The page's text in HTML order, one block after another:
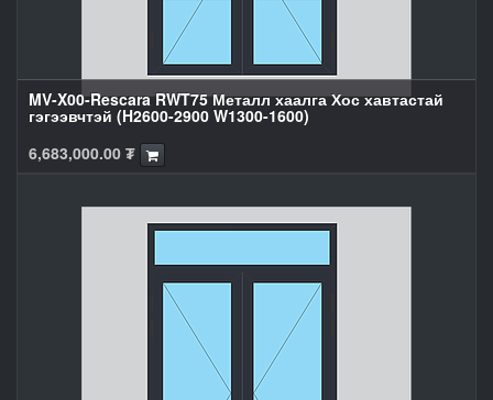
MV-X00-Rescara RWT75 Металл хаалга Хос хавтастай
гэгээвчтэй (H2600-2900 W1300-1600)
6,683,000.00 ₮